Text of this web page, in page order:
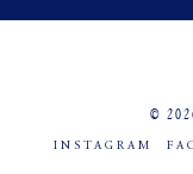
©
INSTAGRAM